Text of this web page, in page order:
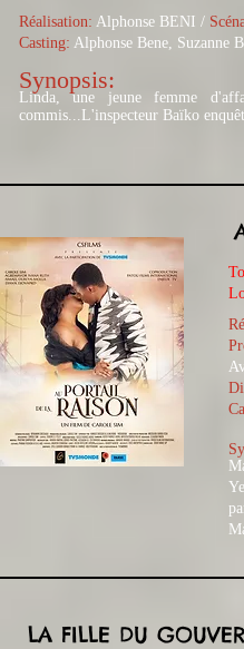
Réalisation: Alphonse BENI /
Casting: Alphonse Bene, Suzanne
Synopsis:
Linda, une jeune femme
commis...L'inspecteur Baïko
LA FILLE DU